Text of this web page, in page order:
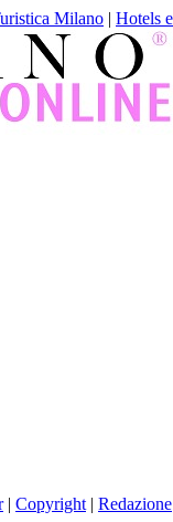
Milano | Hotels
| Copyright | Redazione